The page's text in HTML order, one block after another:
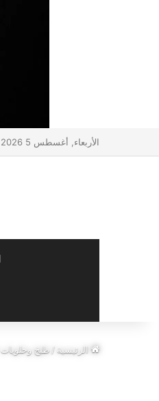
الأربعاء, أغسطس 5 2026
الرئيسية/طبخ وحلويات